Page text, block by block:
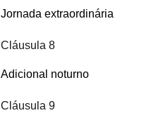
Jornada extraordinária
Cláusula 8
Adicional noturno
Cláusula 9